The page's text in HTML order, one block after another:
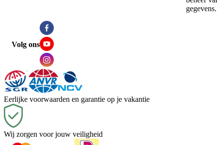
gegevens.
Volg ons
Eerlijke voorwaarden en garantie op je vakantie
Wij zorgen voor jouw veiligheid